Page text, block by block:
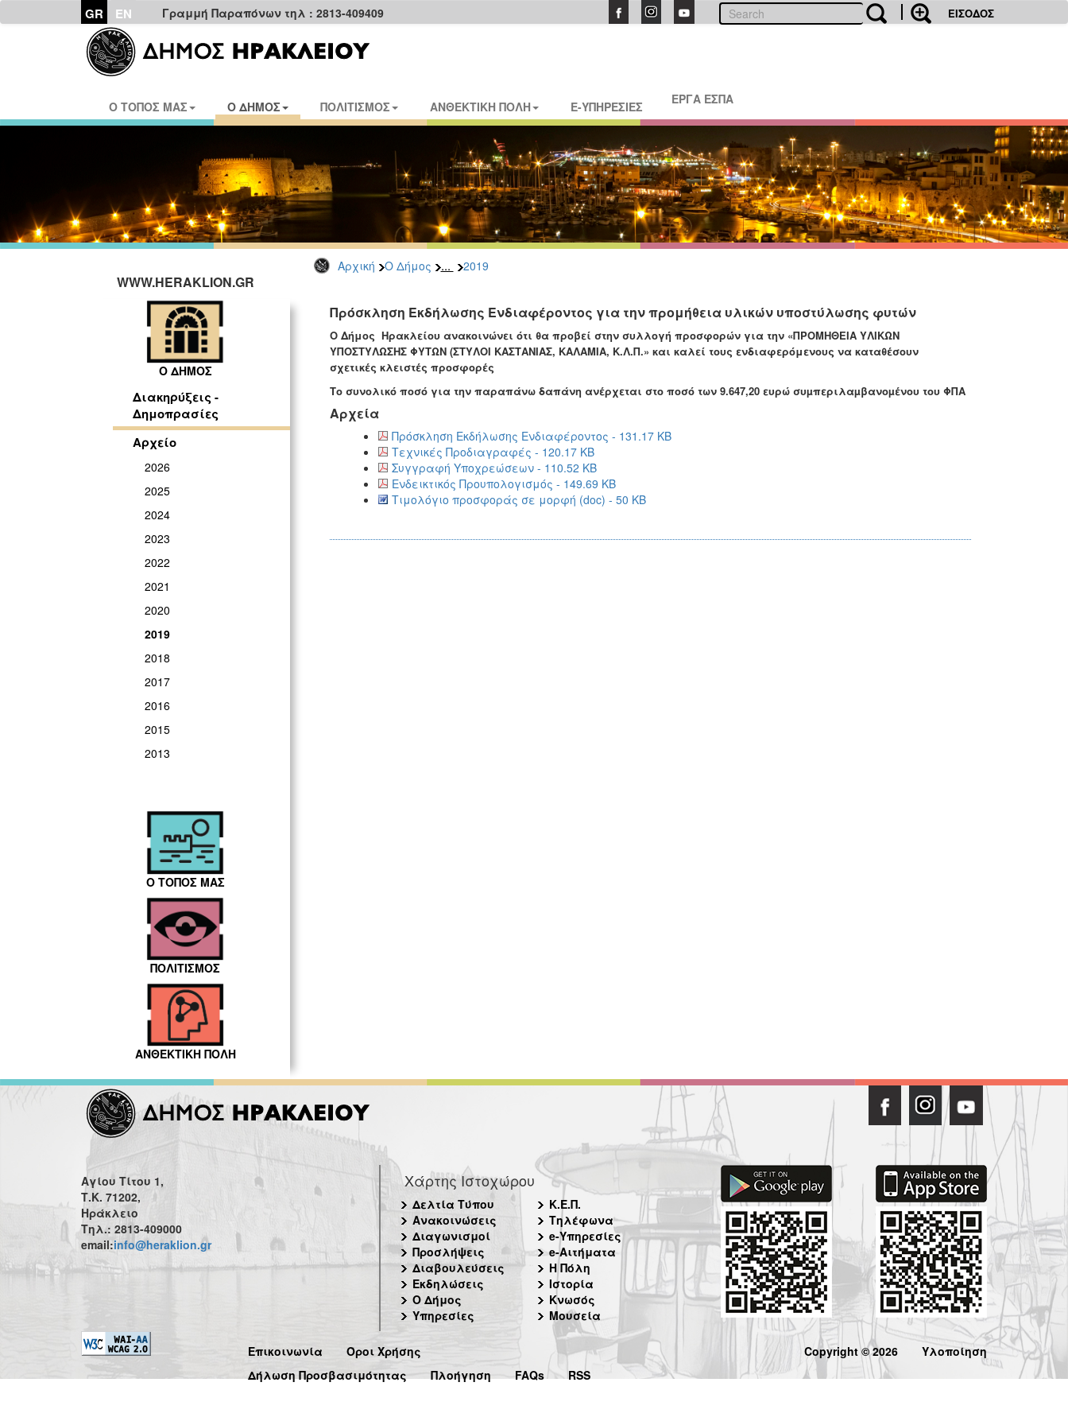
GR EN Γραμμή Παραπόνων τηλ : 2813-409409 ΕΙΣΟΔΟΣ
Ο ΤΟΠΟΣ ΜΑΣ Ο ΔΗΜΟΣ ΠΟΛΙΤΙΣΜΟΣ ΑΝΘΕΚΤΙΚΗ ΠΟΛΗ E-ΥΠΗΡΕΣΙΕΣ ΕΡΓΑ ΕΣΠΑ
Αρχική Ο Δήμος ... 2019
WWW.HERAKLION.GR
Ο ΔΗΜΟΣ
Διακηρύξεις -
Δημοπρασίες
Αρχείο
2026
2025
2024
2023
2022
2021
2020
2019
2018
2017
2016
2015
2013
Ο ΤΟΠΟΣ ΜΑΣ
ΠΟΛΙΤΙΣΜΟΣ
ΑΝΘΕΚΤΙΚΗ ΠΟΛΗ
Πρόσκληση Εκδήλωσης Ενδιαφέροντος για την προμήθεια υλικών υποστύλωσης φυτών
Ο Δήμος Ηρακλείου ανακοινώνει ότι θα προβεί στην συλλογή προσφορών για την «ΠΡΟΜΗΘΕΙΑ ΥΛΙΚΩΝ
ΥΠΟΣΤΥΛΩΣΗΣ ΦΥΤΩΝ (ΣΤΥΛΟΙ ΚΑΣΤΑΝΙΑΣ, ΚΑΛΑΜΙΑ, Κ.Λ.Π.» και καλεί τους ενδιαφερόμενους να καταθέσουν
σχετικές κλειστές προσφορές
Το συνολικό ποσό για την παραπάνω δαπάνη ανέρχεται στο ποσό των 9.647,20 ευρώ συµπεριλαµβανοµένου του ΦΠΑ
Αρχεία
Πρόσκληση Εκδήλωσης Ενδιαφέροντος - 131.17 KB
Τεχνικές Προδιαγραφές - 120.17 KB
Συγγραφή Υποχρεώσεων - 110.52 KB
Ενδεικτικός Προυπολογισμός - 149.69 KB
Τιμολόγιο προσφοράς σε μορφή (doc) - 50 KB
Αγίου Τίτου 1,
Τ.Κ. 71202,
Ηράκλειο
Τηλ.: 2813-409000
email:info@heraklion.gr
Χάρτης Ιστοχώρου
Δελτία Τύπου
Ανακοινώσεις
Διαγωνισμοί
Προσλήψεις
Διαβουλεύσεις
Εκδηλώσεις
Ο Δήμος
Υπηρεσίες
Κ.Ε.Π.
Τηλέφωνα
e-Υπηρεσίες
e-Αιτήματα
Η Πόλη
Ιστορία
Κνωσός
Μουσεία
Επικοινωνία
Όροι Χρήσης
Δήλωση Προσβασιμότητας
Πλοήγηση FAQs RSS
Copyright © 2026 Υλοποίηση